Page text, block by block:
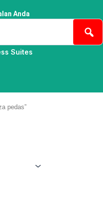
Anda
Suites
pedas”